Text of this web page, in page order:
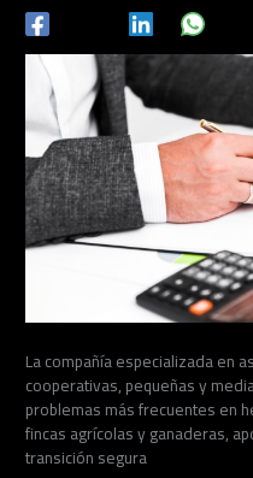
La compañía especializada en
cooperativas, pequeñas y
problemas más frecuentes en
fincas agrícolas y ganaderas,
transición segura